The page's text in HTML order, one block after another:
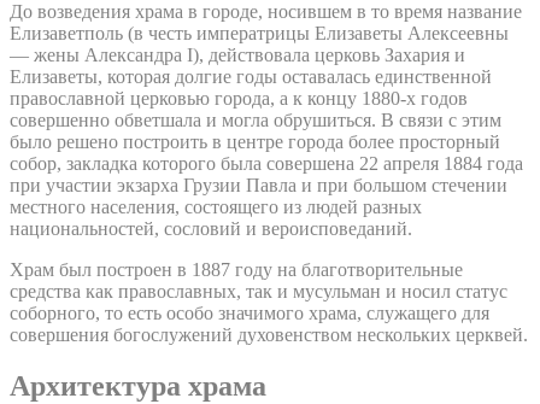
До возведения храма в городе, носившем в то время название
Елизаветполь (в честь императрицы Елизаветы Алексеевны
— жены Александра I), действовала церковь Захария и
Елизаветы, которая долгие годы оставалась единственной
православной церковью города, а к концу 1880-х годов
совершенно обветшала и могла обрушиться. В связи с этим
было решено построить в центре города более просторный
собор, закладка которого была совершена 22 апреля 1884 года
при участии экзарха Грузии Павла и при большом стечении
местного населения, состоящего из людей разных
национальностей, сословий и вероисповеданий.
Храм был построен в 1887 году на благотворительные
средства как православных, так и мусульман и носил статус
соборного, то есть особо значимого храма, служащего для
совершения богослужений духовенством нескольких церквей.
Архитектура храма